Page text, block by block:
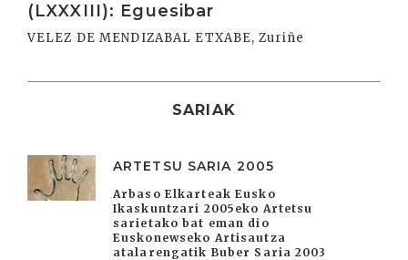
(LXXXIII): Eguesibar
VELEZ DE MENDIZABAL ETXABE, Zuriñe
SARIAK
ARTETSU SARIA 2005
Arbaso Elkarteak Eusko
Ikaskuntzari 2005eko Artetsu
sarietako bat eman dio
Euskonewseko Artisautza
atalarengatik Buber Saria 2003